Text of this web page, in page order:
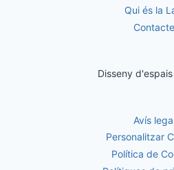
Qui és la
Contacte
Disseny
Avís
Personalitzar
Política de